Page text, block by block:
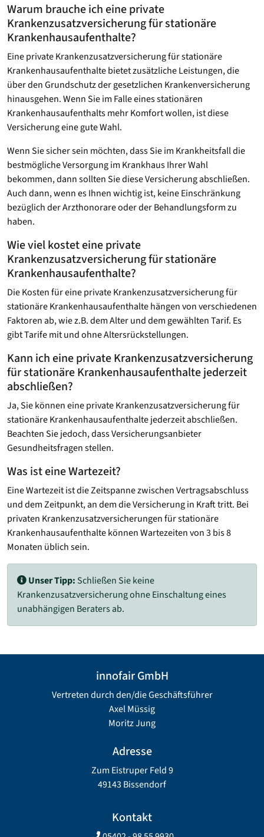
Warum brauche ich eine private
Krankenzusatzversicherung für stationäre
Krankenhausaufenthalte?
Eine private Krankenzusatzversicherung für stationäre
Krankenhausaufenthalte bietet zusätzliche Leistungen, die
über den Grundschutz der gesetzlichen Krankenversicherung
hinausgehen. Wenn Sie im Falle eines stationären
Krankenhausaufenthalts mehr Komfort wollen, ist diese
Versicherung eine gute Wahl.
Wenn Sie sicher sein möchten, dass Sie im Krankheitsfall die
bestmögliche Versorgung im Krankhaus Ihrer Wahl
bekommen, dann sollten Sie diese Versicherung abschließen.
Auch dann, wenn es Ihnen wichtig ist, keine Einschränkung
bezüglich der Arzthonorare oder der Behandlungsform zu
haben.
Wie viel kostet eine private
Krankenzusatzversicherung für stationäre
Krankenhausaufenthalte?
Die Kosten für eine private Krankenzusatzversicherung für
stationäre Krankenhausaufenthalte hängen von verschiedenen
Faktoren ab, wie z.B. dem Alter und dem gewählten Tarif. Es
gibt Tarife mit und ohne Altersrückstellungen.
Kann ich eine private Krankenzusatzversicherung
für stationäre Krankenhausaufenthalte jederzeit
abschließen?
Ja, Sie können eine private Krankenzusatzversicherung für
stationäre Krankenhausaufenthalte jederzeit abschließen.
Beachten Sie jedoch, dass Versicherungsanbieter
Gesundheitsfragen stellen.
Was ist eine Wartezeit?
Eine Wartezeit ist die Zeitspanne zwischen Vertragsabschluss
und dem Zeitpunkt, an dem die Versicherung in Kraft tritt. Bei
privaten Krankenzusatzversicherungen für stationäre
Krankenhausaufenthalte können Wartezeiten von 3 bis 8
Monaten üblich sein.
Unser Tipp: Schließen Sie keine
Krankenzusatzversicherung ohne Einschaltung eines
unabhängigen Beraters ab.
innofair GmbH
Vertreten durch den/die Geschäftsführer
Axel Müssig
Moritz Jung
Adresse
Zum Eistruper Feld 9
49143 Bissendorf
Kontakt